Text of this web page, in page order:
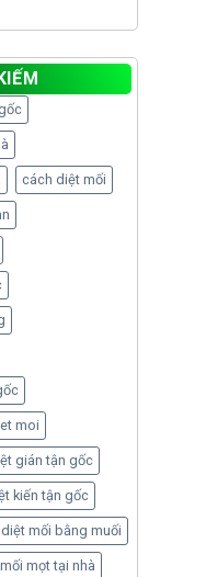
cách diệt mối
moi
gián tận gốc
kiến tận gốc
diệt mối bằng muối
mọt tại nhà